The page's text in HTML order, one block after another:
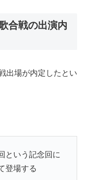
合戦の出演内
出場が内定したとい
という記念回に
登場する